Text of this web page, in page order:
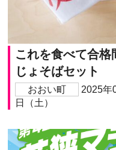
これを食べて合
じょそばセット
おおい町
2025年
日（土）